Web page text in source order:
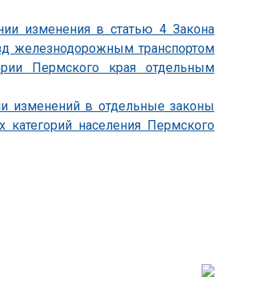
изменения в статью 4 Закона
железнодорожным транспортом
Пермского края отдельным
изменений в отдельные законы
населения Пермского